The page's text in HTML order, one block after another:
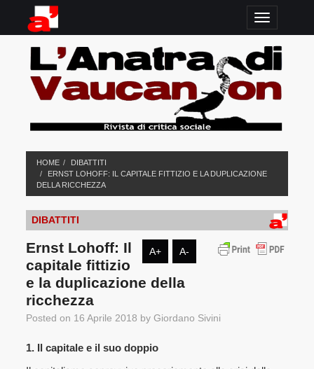
TOGGLE
HOME
DIBATTITI
ERNST LOHOFF: IL CAPITALE FITTIZIO E LA DUPLICAZIONE
DELLA RICCHEZZA
DIBATTITI
A+ A-
Ernst Lohoff: Il
capitale fittizio
e la duplicazione della
ricchezza
Posted on 16 Aprile 2018 by Giordano Sivini
1. Il capitale e il suo doppio